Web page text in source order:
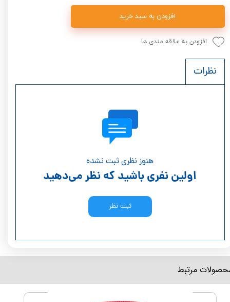
افزودن به سبد خرید
افزودن به علاقه مندی ها
نظرات
هنوز نظری ثبت نشده
اولین نفری باشید که نظر می‌دهید
ثبت نظر
مرتبط